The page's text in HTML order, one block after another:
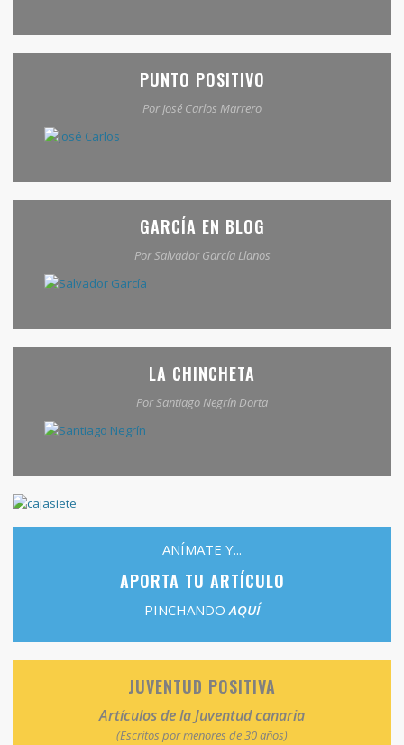
PUNTO POSITIVO
Por José Carlos Marrero
GARCÍA EN BLOG
Por Salvador García Llanos
LA CHINCHETA
Por Santiago Negrín Dorta
ANÍMATE Y...
APORTA TU ARTÍCULO
PINCHANDOAQUÍ
JUVENTUD POSITIVA
Artículos de la Juventud canaria
(Escritos por menores de 30 años)